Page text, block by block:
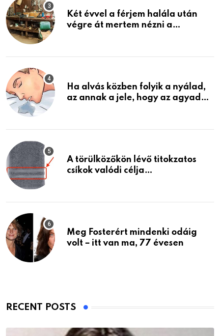
Két évvel a férjem halála után
végre át mertem nézni a
életemet
Ha alvás közben folyik a nyálad,
az annak a jele, hogy az agyad…
A törülközőkön lévő titokzatos
csíkok valódi célja…
Meg Fosterért mindenki odáig
volt – itt van ma, 77 évesen
RECENT POSTS